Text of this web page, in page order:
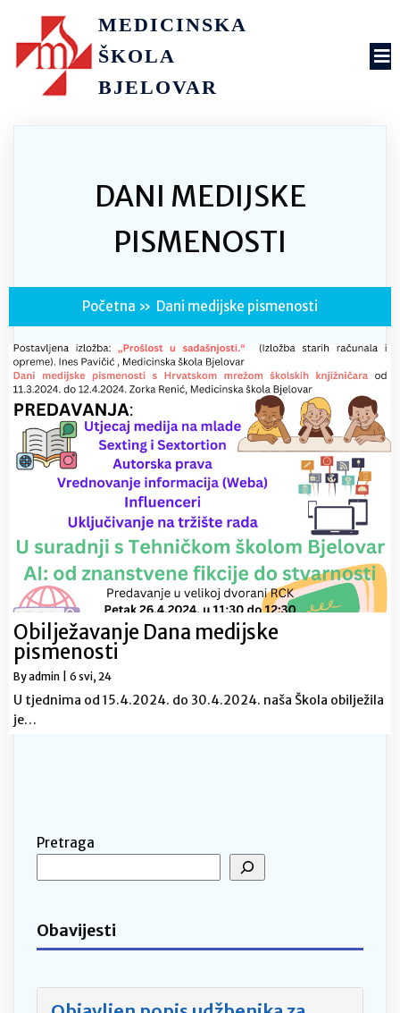
MEDICINSKA
ŠKOLA
BJELOVAR
DANI MEDIJSKE
PISMENOSTI
Početna » Dani medijske pismenosti
Obilježavanje Dana medijske
pismenosti
Byadmin 6 svi, 24
U tjednima od 15.4.2024. do 30.4.2024. naša Škola obilježila
je…
Pretraga
Obavijesti